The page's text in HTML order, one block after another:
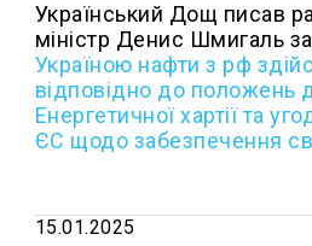
Український Дощ писав
міністр Денис Шмигаль
Україною нафти з рф
відповідно до положень
Енергетичної хартії та
ЄС щодо забезпечення
15.01.2025